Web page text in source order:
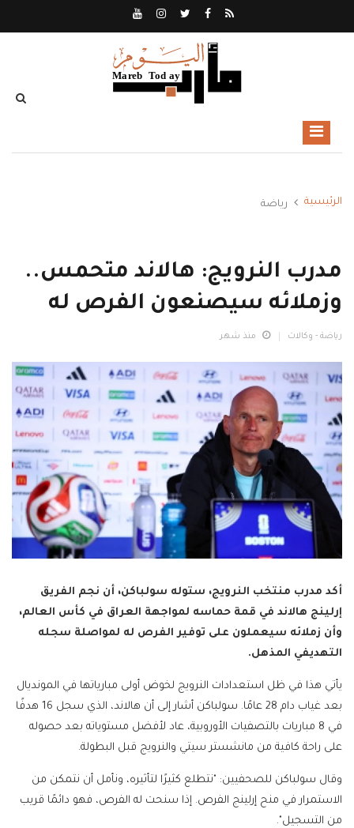
الرئيسية رياضة
مدرب النرويج: هالاند متحمس..
وزملائه سيصنعون الفرص له
رياضة - وكالات منذ شهر
أكد مدرب منتخب النرويج، ستوله سولباكن، أن نجم الفريق
إرلينج هالاند في قمة حماسه لمواجهة العراق في كأس العالم،
وأن زملائه سيعملون على توفير الفرص له لمواصلة سجله
التهديفي المذهل.
يأتي هذا في ظل استعدادات النرويج لخوض أولى مبارياتها في المونديال
بعد غياب دام 28 عامًا. سولباكن أشار إلى أن هالاند، الذي سجل 16 هدفًا
في 8 مباريات بالتصفيات الأوروبية، عاد لأفضل مستوياته بعد حصوله
على راحة كافية من مانشستر سيتي والنرويج قبل البطولة.
وقال سولباكن للصحفيين: "نتطلع كثيرًا لتأثيره، ونأمل أن نتمكن من
الاستمرار في منح إرلينج الفرص. إذا سنحت له الفرص، فهو دائمًا قريب
من التسجيل".